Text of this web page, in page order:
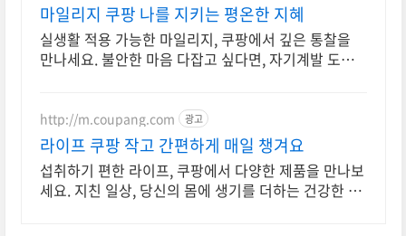
마일리지 쿠팡 나를 지키는 평온한 지혜
실생활 적용 가능한 마일리지, 쿠팡에서 깊은 통찰을
만나세요. 불안한 마음 다잡고 싶다면, 자기계발 도서,
http://m.coupang.com 광고
라이프 쿠팡 작고 간편하게 매일 챙겨요
섭취하기 편한 라이프, 쿠팡에서 다양한 제품을 만나보
세요. 지친 일상, 당신의 몸에 생기를 더하는 건강한 선